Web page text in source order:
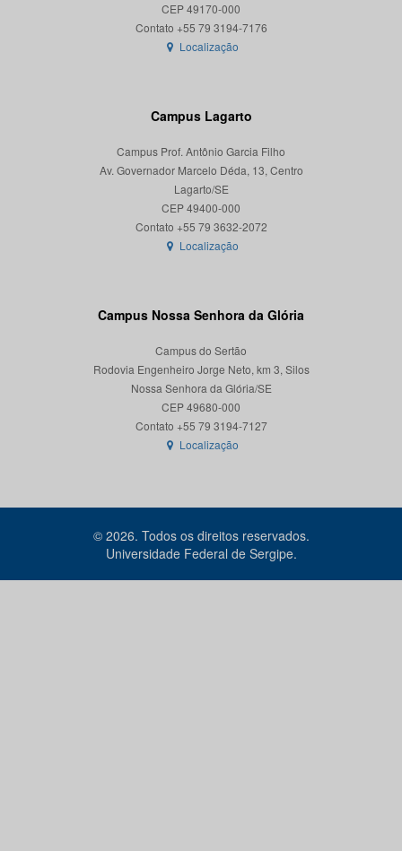
CEP 49170-000
Localização
Campus Lagarto
Campus Prof. Antônio Garcia Filho
Av. Governador Marcelo Déda, 13, Centro
Lagarto/SE
CEP 49400-000
Localização
Campus Nossa Senhora da Glória
Campus do Sertão
Rodovia Engenheiro Jorge Neto, km 3, Silos
Nossa Senhora da Glória/SE
CEP 49680-000
Contato +55 79 3194-7127
Localização
© 2026. Todos os direitos reservados.
Universidade Federal de Sergipe.